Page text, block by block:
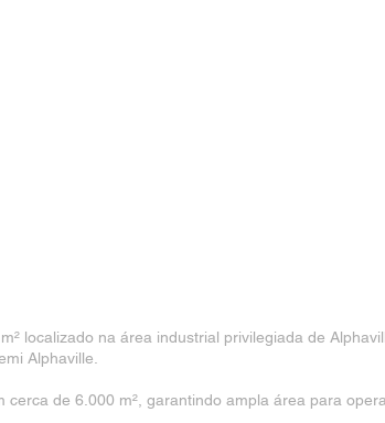
localizado na área industrial privilegiada de
Alphaville.
de 6.000 m², garantindo ampla área para